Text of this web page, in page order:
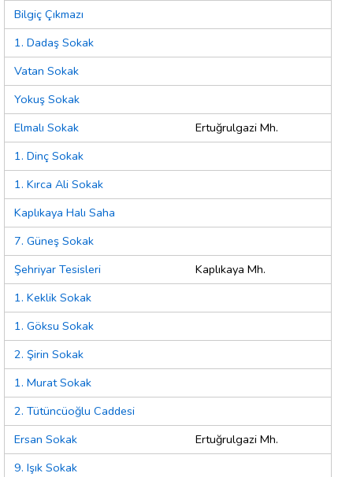
Bilgiç Çıkmazı
1. Dadaş Sokak
Vatan Sokak
Yokuş Sokak
Elmalı Sokak
Ertuğrulgazi Mh.
1. Dinç Sokak
1. Kırca Ali Sokak
Kaplıkaya Halı Saha
7. Güneş Sokak
Şehriyar Tesisleri
Kaplıkaya Mh.
1. Keklik Sokak
1. Göksu Sokak
2. Şirin Sokak
1. Murat Sokak
2. Tütüncüoğlu Caddesi
Ersan Sokak
Ertuğrulgazi Mh.
9. Işık Sokak